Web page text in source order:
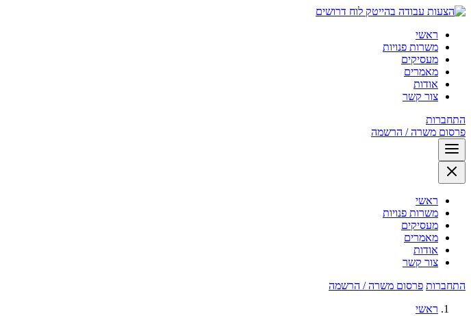
לוח דרושים
ראשי
משרות פנויות
מעסיקים
מאמרים
אודות
צור קשר
התחברות
פרסום משרה / הרשמה
ראשי
משרות פנויות
מעסיקים
מאמרים
אודות
צור קשר
התחברות פרסום משרה / הרשמה
ראשי